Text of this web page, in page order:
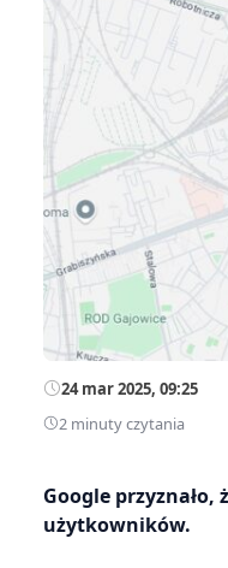
24 mar 2025, 09:25
2 minuty czytania
Google
użytkowników.